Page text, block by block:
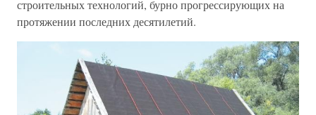
строительных технологий, бурно прогрессирующих на
протяжении последних десятилетий.